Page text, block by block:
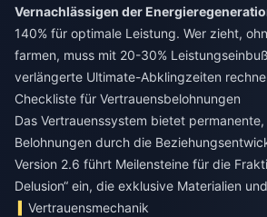
Vernachlässigen der
140% für optimale Leistung. Wer zieht,
farmen, muss mit 20-30%
verlängerte Ultimate-Abklingzeiten
Checkliste für Vertrauensbelohnungen
Das Vertrauenssystem bietet
Belohnungen durch die
Version 2.6 führt Meilensteine für die
Delusion“ ein, die exklusive Materialien
Vertrauensmechanik